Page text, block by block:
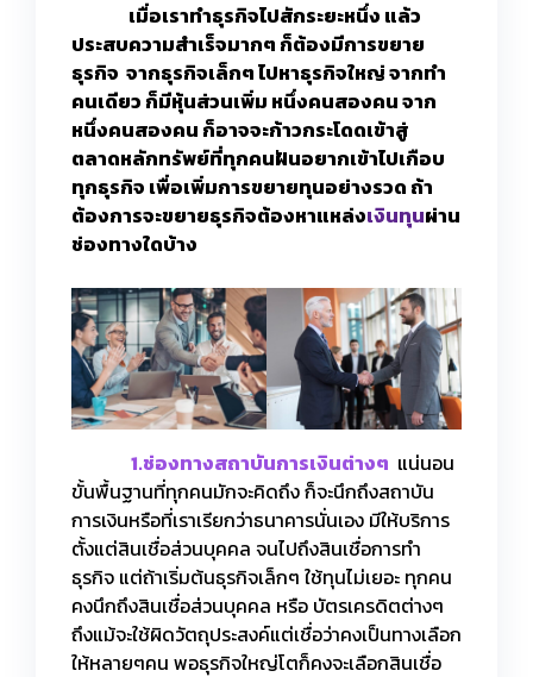
เมื่อเราทำธุรกิจไปสักระยะหนึ่ง แล้ว
ประสบความสำเร็จมากๆ ก็ต้องมีการขยาย
ธุรกิจ จากธุรกิจเล็กๆ ไปหาธุรกิจใหญ่ จากทำ
คนเดียว ก็มีหุ้นส่วนเพิ่ม หนึ่งคนสองคน จาก
หนึ่งคนสองคน ก็อาจจะก้าวกระโดดเข้าสู่
ตลาดหลักทรัพย์ที่ทุกคนฝันอยากเข้าไปเกือบ
ทุกธุรกิจ เพื่อเพิ่มการขยายทุนอย่างรวด ถ้า
ต้องการจะขยายธุรกิจต้องหาแหล่งเงินทุนผ่าน
ช่องทางใดบ้าง
1.ช่องทางสถาบันการเงินต่างๆ แน่นอน
ขั้นพื้นฐานที่ทุกคนมักจะคิดถึง ก็จะนึกถึงสถาบัน
การเงินหรือที่เราเรียกว่าธนาคารนั่นเอง มีให้บริการ
ตั้งแต่สินเชื่อส่วนบุคคล จนไปถึงสินเชื่อการทำ
ธุรกิจ แต่ถ้าเริ่มต้นธุรกิจเล็กๆ ใช้ทุนไม่เยอะ ทุกคน
คงนึกถึงสินเชื่อส่วนบุคคล หรือ บัตรเครดิตต่างๆ
ถึงแม้จะใช้ผิดวัตถุประสงค์แต่เชื่อว่าคงเป็นทางเลือก
ให้หลายๆคน พอธุรกิจใหญ่โตก็คงจะเลือกสินเชื่อ